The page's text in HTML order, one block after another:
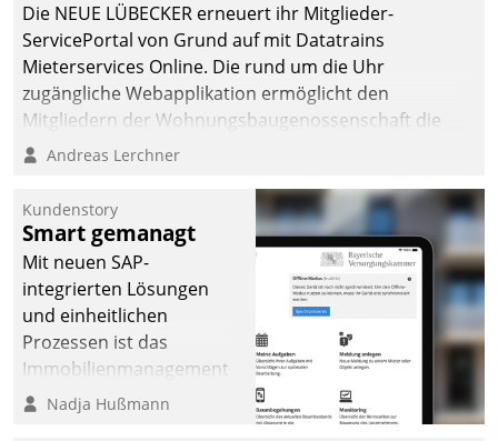
Die NEUE LÜBECKER erneuert ihr Mitglieder-
ServicePortal von Grund auf mit Datatrains
Mieterservices Online. Die rund um die Uhr
zugängliche Webapplikation ermöglicht den
Mitgliedern der Wohnungs­bau­genossenschaft die
Kontaktaufnahme per Smartphone, Tablet oder PC.
Andreas Lerchner
Kundenstory
Smart gemanagt
Mit neuen SAP-
integrierten Lösungen
und einheitlichen
Prozessen ist das
Immobilienmanagement
der Bayerischen
Nadja Hußmann